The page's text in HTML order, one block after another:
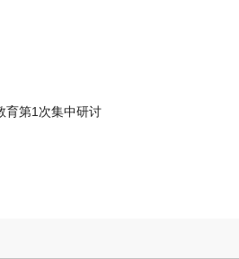
育第1次集中研讨